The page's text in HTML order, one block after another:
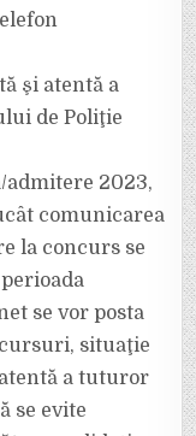
şi atentă a
de Poliţie
2023,
comunicarea
la concurs se
se vor posta
situaţie
a tuturor
se evite